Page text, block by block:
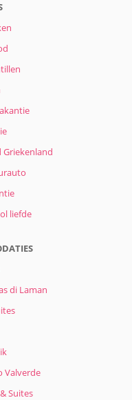
liefde
di Laman
Valverde
Suites